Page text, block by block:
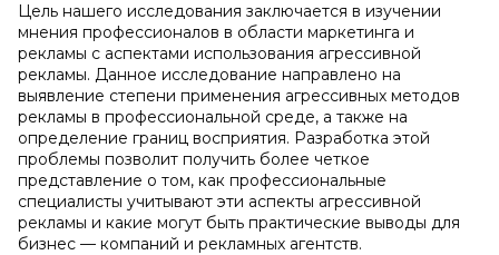
Цель нашего исследования заключается в изучении
мнения профессионалов в области маркетинга и
рекламы с аспектами использования агрессивной
рекламы. Данное исследование направлено на
выявление степени применения агрессивных методов
рекламы в профессиональной среде, а также на
определение границ восприятия. Разработка этой
проблемы позволит получить более четкое
представление о том, как профессиональные
специалисты учитывают эти аспекты агрессивной
рекламы и какие могут быть практические выводы для
бизнес — компаний и рекламных агентств.